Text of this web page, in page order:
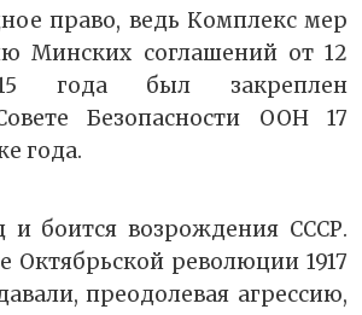
право, ведь Комплекс мер
Минских соглашений от 12
года был закреплен
Безопасности ООН 17
года.
и боится возрождения СССР.
Октябрьской революции 1917
преодолевая агрессию,